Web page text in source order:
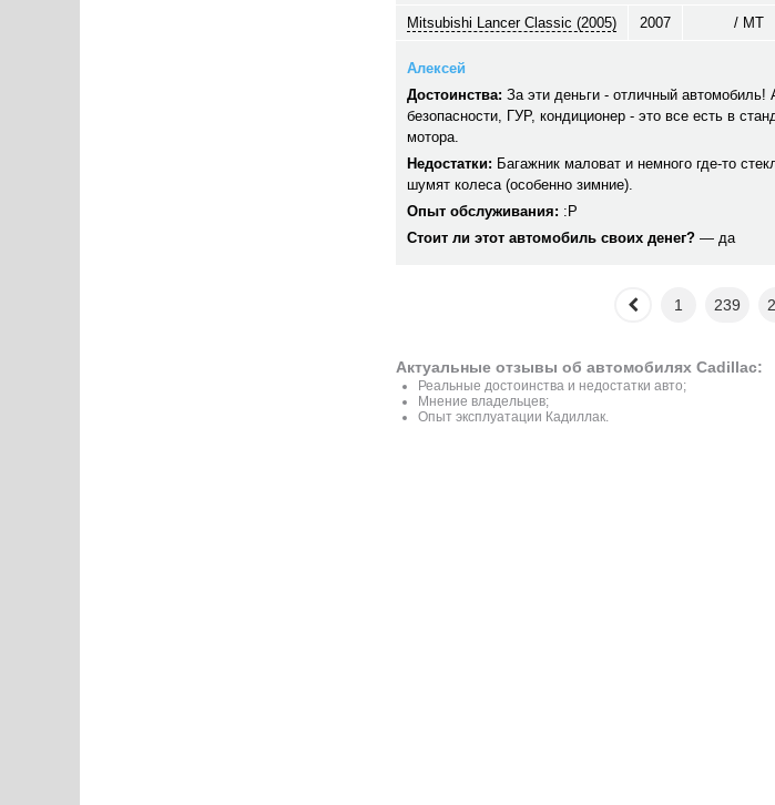
Mitsubishi Lancer Classic (2005) 2007 / MT
Алексей
Достоинства: За эти деньги - отличный
безопасности, ГУР, кондиционер - это все есть в
мотора.
Недостатки: Багажник маловат и немного где-то
шумят колеса (особенно зимние).
Опыт обслуживания: :P
Стоит ли этот автомобиль своих денег? — да
1 239
Актуальные отзывы об автомобилях Cadillac:
Реальные достоинства и недостатки авто;
Мнение владельцев;
Опыт эксплуатации Кадиллак.